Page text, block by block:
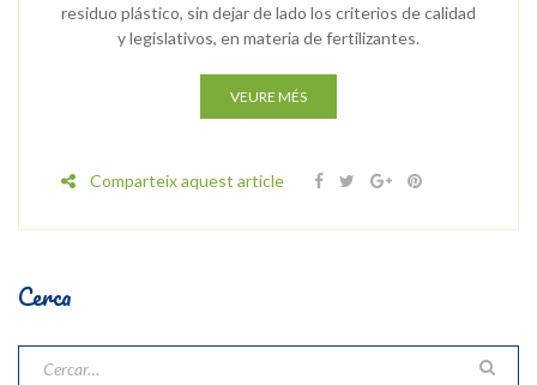
residuo plástico, sin dejar de lado los criterios de calidad
y legislativos, en materia de fertilizantes.
VEURE MÉS
Comparteix aquest article
Cerca